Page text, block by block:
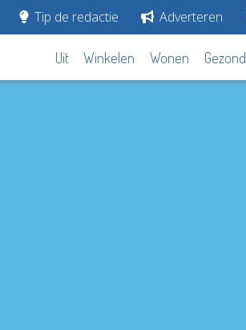
Tip de redactie Adverteren
Uit Winkelen Wonen Gezond